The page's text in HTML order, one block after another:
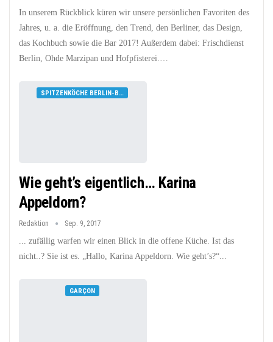
In unserem Rückblick küren wir unsere persönlichen Favoriten des
Jahres, u. a. die Eröffnung, den Trend, den Berliner, das Design,
das Kochbuch sowie die Bar 2017! Außerdem dabei: Frischdienst
Berlin, Ohde Marzipan und Hofpfisterei.…
SPITZENKÖCHE BERLIN-BRANDENBURG
Wie geht’s eigentlich… Karina
Appeldorn?
Redaktion Sep. 9, 2017
... zufällig warfen wir einen Blick in die offene Küche. Ist das
nicht..? Sie ist es. „Hallo, Karina Appeldorn. Wie geht’s?“...
GARÇON